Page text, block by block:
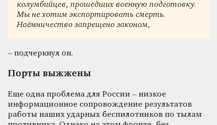
колумбийцев, прошедших военную подготовку.
Мы не хотим экспортировать смерть.
Наёмничество запрещено законом,
– подчеркнул он.
Порты выжжены
Еще одна проблема для России – низкое
информационное сопровождение результатов
работы наших ударных беспилотников по тылам